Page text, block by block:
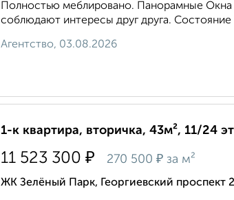
Полностью меблировано. Панорамные Окна
соблюдают интересы друг друга.
Агентство, 03.08.2026
1-к квартира, вторичка, 43м², 11/24
11 523 300 ₽ 270 500 ₽ за м²
ЖК Зелёный Парк, Георгиевский проспект